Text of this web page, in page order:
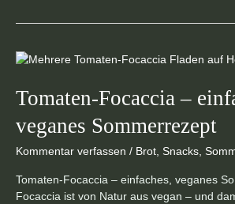
Tomaten-Focaccia –
veganes Sommerrezept
Kommentar verfassen / Brot, Snacks,
Tomaten-Focaccia – einfaches, veganes
Focaccia ist von Natur aus vegan – und
Tomaten-
–
einfaches,
veganes
Sommerrezept